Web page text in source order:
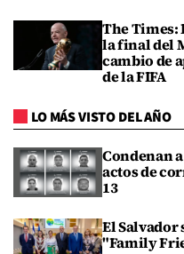
The Times:
la final del
cambio de
de la FIFA
LO MÁS VISTO DEL AÑO
Condenan
actos de
13
El Salvador
"Family